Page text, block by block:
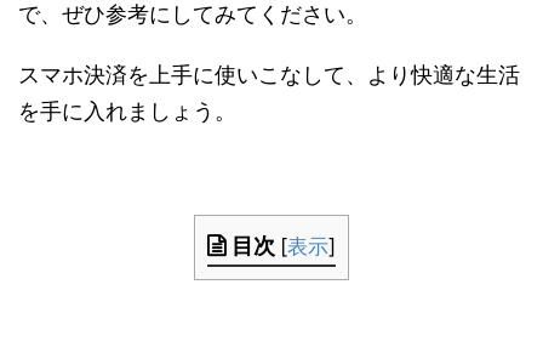
で、ぜひ参考にしてみてください。
スマホ決済を上手に使いこなして、より快適な生活
を手に入れましょう。
目次 [表示]